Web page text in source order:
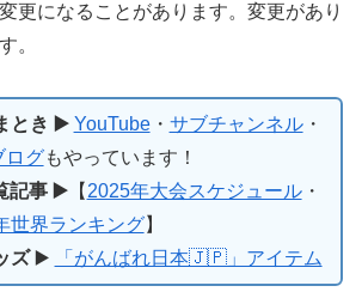
更になることがあります。変更があり
。
とき ▶️ YouTube・ サブチャンネル・
ログもやっています！
記事 ▶️【 2025年大会スケジュール・
世界ランキング】
ズ▶️ 「がんばれ日本🇯🇵」アイテム